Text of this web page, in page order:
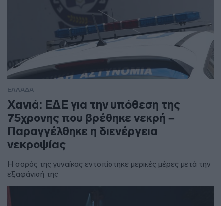
ΕΛΛΑΔΑ
Χανιά: ΕΔΕ για την υπόθεση της
75χρονης που βρέθηκε νεκρή –
Παραγγέλθηκε η διενέργεια
νεκροψίας
Η σορός της γυναίκας εντοπίστηκε μερικές μέρες μετά την
εξαφάνισή της